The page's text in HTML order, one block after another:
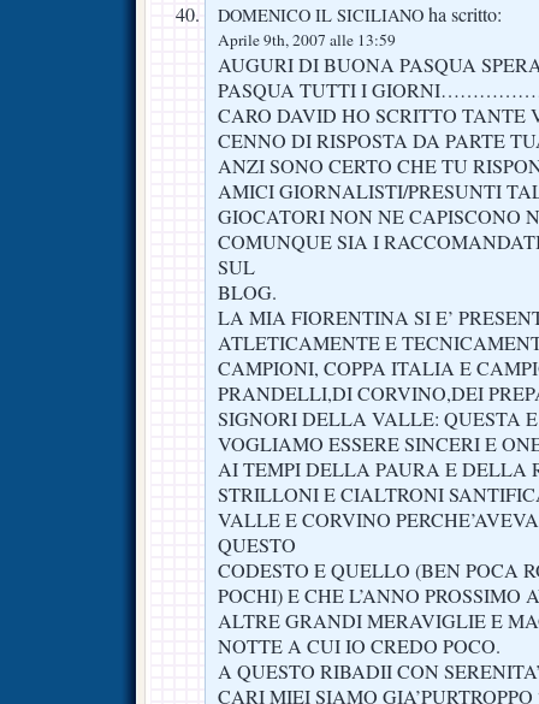
DOMENICO IL SICILIANO ha scritto:
Aprile 9th, 2007 alle 13:59
AUGURI DI BUONA PASQUA
PASQUA TUTTI I
CARO DAVID HO SCRITTO TANTE
CENNO DI RISPOSTA DA PARTE
ANZI SONO CERTO CHE TU
AMICI GIORNALISTI/PRESUNTI
GIOCATORI NON NE
COMUNQUE SIA I
SUL
BLOG.
LA MIA FIORENTINA SI E’
ATLETICAMENTE E
CAMPIONI, COPPA ITALIA E
PRANDELLI,DI CORVINO,DEI
SIGNORI DELLA VALLE: QUESTA
VOGLIAMO ESSERE SINCERI E
AI TEMPI DELLA PAURA E DELLA
STRILLONI E CIALTRONI
VALLE E CORVINO
QUESTO
CODESTO E QUELLO (BEN POCA
POCHI) E CHE L’ANNO PROSSIMO
ALTRE GRANDI MERAVIGLIE E
NOTTE A CUI IO CREDO POCO.
A QUESTO RIBADII CON
CARI MIEI SIAMO